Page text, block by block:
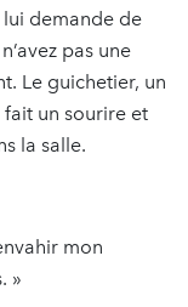
lui demande de
pas une
Le guichetier, un
un sourire et
la salle.
mon
»